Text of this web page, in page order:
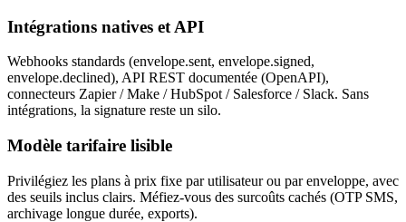
Intégrations natives et API
Webhooks standards (envelope.sent, envelope.signed,
envelope.declined), API REST documentée (OpenAPI),
connecteurs Zapier / Make / HubSpot / Salesforce / Slack. Sans
intégrations, la signature reste un silo.
Modèle tarifaire lisible
Privilégiez les plans à prix fixe par utilisateur ou par enveloppe, avec
des seuils inclus clairs. Méfiez-vous des surcoûts cachés (OTP SMS,
archivage longue durée, exports).